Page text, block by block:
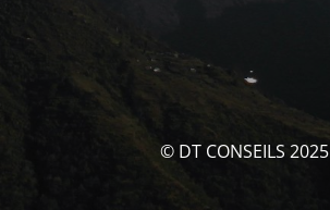
© DT CONSEILS 2025